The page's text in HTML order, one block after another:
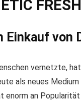
von
vernetzte,
als neues
enorm an